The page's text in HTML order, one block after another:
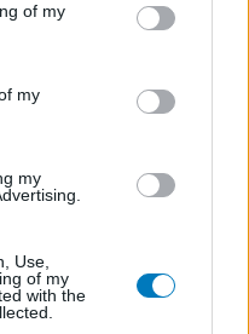
of my
my
my
Use,
of my
with the
respiratoire,
0 réactions